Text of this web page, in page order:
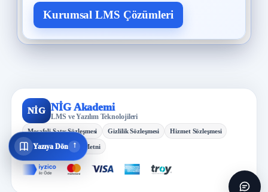
Yazıya Dön ↓
Kurumsal LMS Çözümleri
NİG NİG Akademi
LMS ve Yazılım Teknolojileri
Mesafeli Satış Sözleşmesi Gizlilik Sözleşmesi Hizmet Sözleşmesi
KVKK Aydınlatma Metni